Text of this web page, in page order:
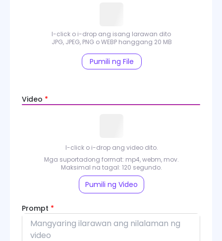
I-click o i-drop ang isang larawan dito
JPG, JPEG, PNG o WEBP hanggang 20 MB
Pumili ng File
Video *
I-click o i-drop ang video dito.
Mga suportadong format: mp4, webm, mov.
Maksimal na tagal: 120 segundo.
Pumili ng Video
Prompt *